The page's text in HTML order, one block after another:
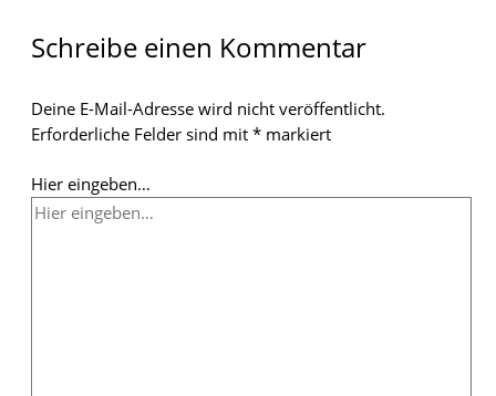
Schreibe einen Kommentar
Deine E-Mail-Adresse wird nicht veröffentlicht.
Erforderliche Felder sind mit * markiert
Hier eingeben…